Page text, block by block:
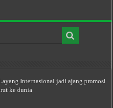
Internasional jadi ajang promosi
ke dunia